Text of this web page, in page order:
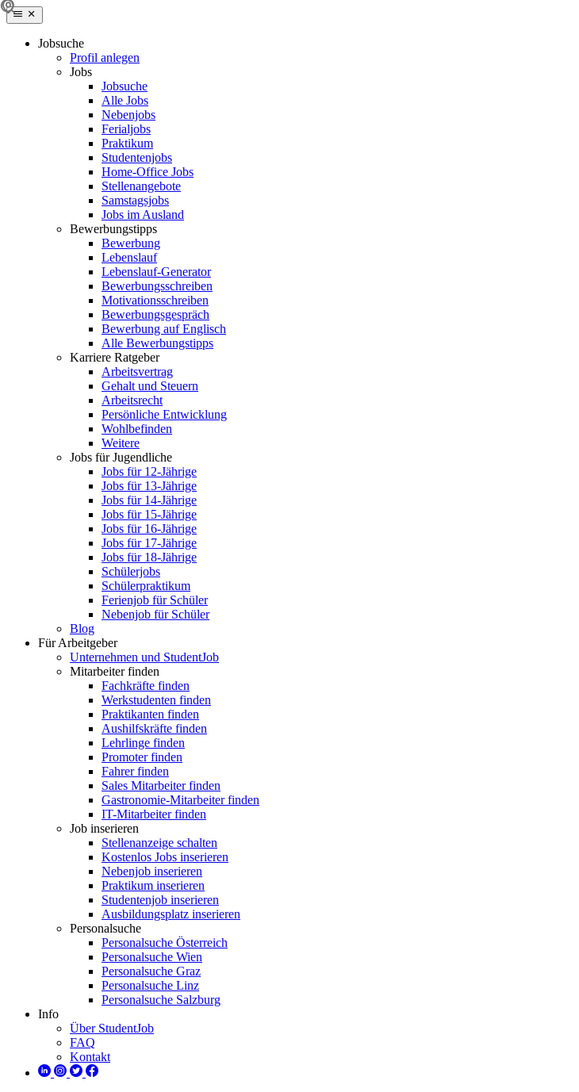
Jobsuche
Profil anlegen
Jobs
Jobsuche
Alle Jobs
Nebenjobs
Ferialjobs
Praktikum
Studentenjobs
Home-Office Jobs
Stellenangebote
Samstagsjobs
Jobs im Ausland
Bewerbungstipps
Bewerbung
Lebenslauf
Lebenslauf-Generator
Bewerbungsschreiben
Motivationsschreiben
Bewerbungsgespräch
Bewerbung auf Englisch
Alle Bewerbungstipps
Karriere Ratgeber
Arbeitsvertrag
Gehalt und Steuern
Arbeitsrecht
Persönliche Entwicklung
Wohlbefinden
Weitere
Jobs für Jugendliche
Jobs für 12-Jährige
Jobs für 13-Jährige
Jobs für 14-Jährige
Jobs für 15-Jährige
Jobs für 16-Jährige
Jobs für 17-Jährige
Jobs für 18-Jährige
Schülerjobs
Schülerpraktikum
Ferienjob für Schüler
Nebenjob für Schüler
Blog
Für Arbeitgeber
Unternehmen und StudentJob
Mitarbeiter finden
Fachkräfte finden
Werkstudenten finden
Praktikanten finden
Aushilfskräfte finden
Lehrlinge finden
Promoter finden
Fahrer finden
Sales Mitarbeiter finden
Gastronomie-Mitarbeiter finden
IT-Mitarbeiter finden
Job inserieren
Stellenanzeige schalten
Kostenlos Jobs inserieren
Nebenjob inserieren
Praktikum inserieren
Studentenjob inserieren
Ausbildungsplatz inserieren
Personalsuche
Personalsuche Österreich
Personalsuche Wien
Personalsuche Graz
Personalsuche Linz
Personalsuche Salzburg
Info
Über StudentJob
FAQ
Kontakt